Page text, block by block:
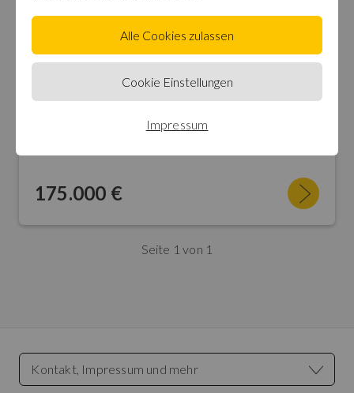
Etagenwohnung inPieve Di Santa Luce
Detached Villa with Large Garden – Your Retreat Between the Sea and the Hills
0m² Wohnfläche
175.000 €
Seite 1 von 1
Kontakt, Impressum und mehr
Cookie Einstellungen
Alle Cookies zulassen
Impressum